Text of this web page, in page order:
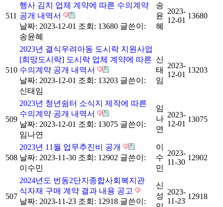
511
행사 김치 업체 계약에 따른 수의계약
공개 내역서
날짜: 2023-12-01 조회: 13680 글쓴이:
송윤혜
송
윤
혜
2023-
12-01
13680
510
2023년 결식우려아동 도시락 지원사업
[희망도시락] 도시락 업체 계약에 따른
수의계약 공개 내역서
날짜: 2023-12-01 조회: 13203 글쓴이:
신태임
신
태
임
2023-
12-01
13203
509
2023년 청년쉼터 소식지 제작에 따른
수의계약 공개 내역서
날짜: 2023-12-01 조회: 13075 글쓴이:
임나연
임
나
연
2023-
12-01
13075
508
2023년 11월 업무추진비 공개
날짜: 2023-11-30 조회: 12902 글쓴이:
이수민
이
수
민
2023-
11-30
12902
507
2024년도 번동2단지종합사회복지관
식자재 구매 계약 결과 내용 공고
날짜: 2023-11-23 조회: 12918 글쓴이:
신
성 2023-
11-23
12918